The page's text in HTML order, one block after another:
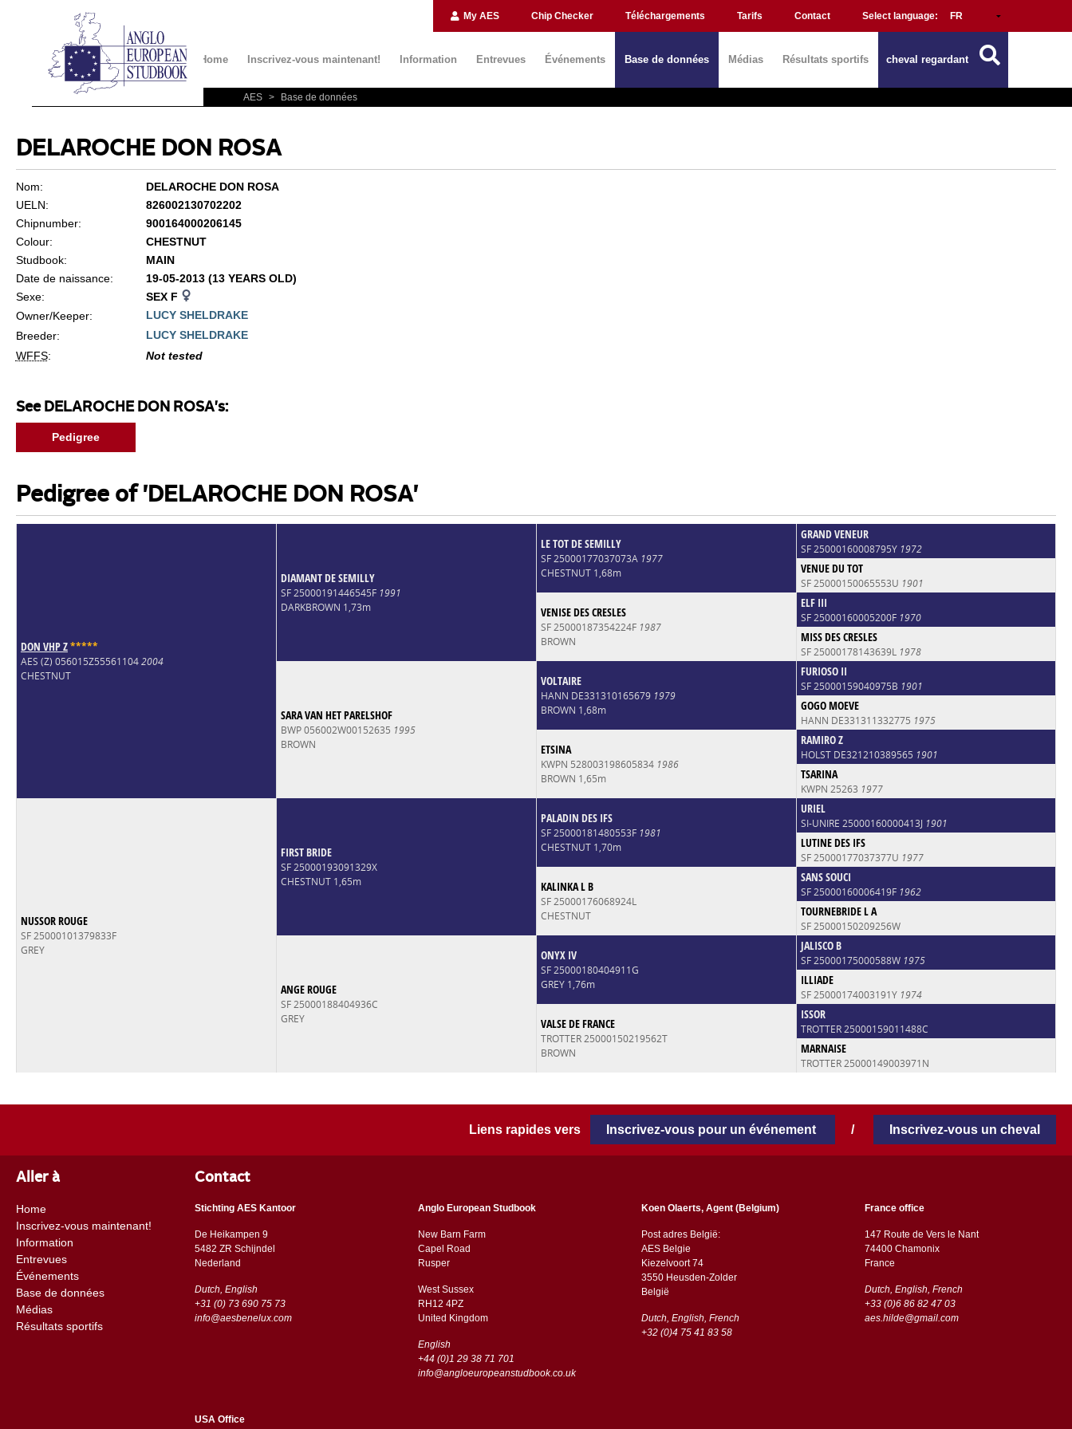
My AES Chip Checker Téléchargements Tarifs Contact Select language:
Home Inscrivez-vous maintenant! Information Entrevues Événements Base de données Médias Résultats sportifs cheval regardant
AES > Base de données
DELAROCHE DON ROSA
Nom:
DELAROCHE DON ROSA
UELN:
826002130702202
Chipnumber:
900164000206145
Colour:
CHESTNUT
Studbook:
MAIN
Date de naissance:
19-05-2013 (13 YEARS OLD)
Sexe:
SEX F
Owner/Keeper:
LUCY SHELDRAKE
Breeder:
LUCY SHELDRAKE
WFFS: Not tested
See DELAROCHE DON ROSA's:
Pedigree
Pedigree of 'DELAROCHE DON ROSA'
DON VHP Z*****
AES (Z) 056015Z555611042004
CHESTNUT
DIAMANT DE SEMILLY
SF 25000191446545F 1991
DARKBROWN 1,73m
LE TOT DE SEMILLY
SF 25000177037073A 1977
CHESTNUT 1,68m
GRAND VENEUR
SF 25000160008795Y 1972
VENUE DU TOT
SF 25000150065553U 1901
VENISE DES CRESLES
SF 25000187354224F 1987
BROWN
ELF III
SF 25000160005200F 1970
MISS DES CRESLES
SF 25000178143639L 1978
SARA VAN HET PARELSHOF
BWP 056002W00152635 1995
BROWN
VOLTAIRE
HANN DE331310165679 1979
BROWN 1,68m
FURIOSO II
SF 25000159040975B 1901
GOGO MOEVE
HANN DE331311332775 1975
ETSINA
KWPN 528003198605834 1986
BROWN 1,65m
RAMIRO Z
HOLST DE321210389565 1901
TSARINA
KWPN 25263 1977
NUSSOR ROUGE
SF 25000101379833F
GREY
FIRST BRIDE
SF 25000193091329X
CHESTNUT 1,65m
PALADIN DES IFS
SF 25000181480553F 1981
CHESTNUT 1,70m
URIEL
SI-UNIRE 25000160000413J 1901
LUTINE DES IFS
SF 25000177037377U 1977
KALINKA L B
SF 25000176068924L
CHESTNUT
SANS SOUCI
SF 25000160006419F 1962
TOURNEBRIDE L A
SF 25000150209256W
ANGE ROUGE
SF 25000188404936C
GREY
ONYX IV
SF 25000180404911G
GREY 1,76m
JALISCO B
SF 25000175000588W 1975
ILLIADE
SF 25000174003191Y 1974
VALSE DE FRANCE
TROTTER 25000150219562T
BROWN
ISSOR
TROTTER 25000159011488C
MARNAISE
TROTTER 25000149003971N
Liens rapides vers Inscrivez-vous pour un événement / Inscrivez-vous un cheval
Aller à
Home
Inscrivez-vous maintenant!
Information
Entrevues
Événements
Base de données
Médias
Résultats sportifs
Contact
Stichting AES Kantoor
De Heikampen 9
5482 ZR Schijndel
​​Nederland
Dutch, English
+31 (0) 73 690 75 73
info@aesbenelux.com
Anglo European Studbook
New Barn Farm
Capel Road
​​Rusper
West Sussex
RH12 4PZ
​​United Kingdom
English
+44 (0)1 29 38 71 701
info@angloeuropeanstudbook.co.uk
Koen Olaerts, Agent (Belgium)
Post adres België:
AES Belgie
Kiezelvoort 74
3550 Heusden-Zolder
België
Dutch, English, French
+32 (0)4 75 41 83 58
France office
147 Route de Vers le Nant
74400 Chamonix
France
Dutch, English, French
+33 (0)6 86 82 47 03
aes.hilde@gmail.com
USA Office